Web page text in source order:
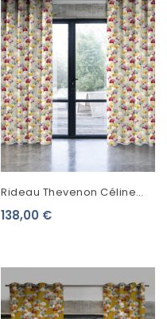
Rideau Thevenon Céline
Fond Ficelle 2250601
138,00 €